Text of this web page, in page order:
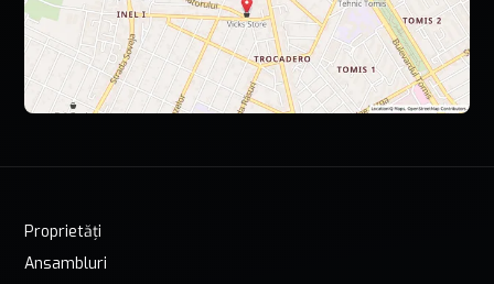
Proprietăți
Ansambluri